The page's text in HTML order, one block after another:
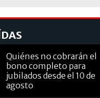
Quiénes no cobrarán el
bono completo para
jubilados desde el 10 de
agosto